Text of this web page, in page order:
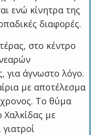
ενώ κίνητρα της
διαφορές.
στο κέντρο
για άγνωστο λόγο.
με αποτέλεσμα
Το θύμα
Χαλκίδας με